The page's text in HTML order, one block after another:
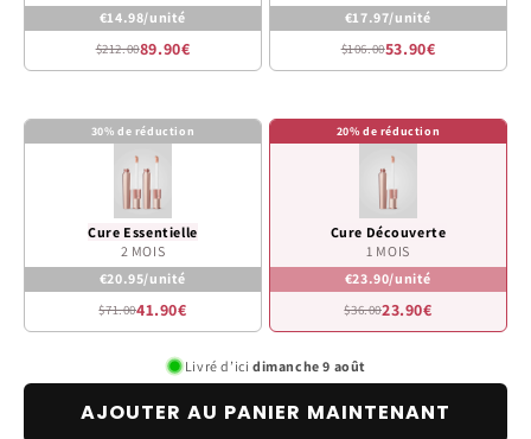
€14.98/unité
$212.0089.90€
€17.97/unité
$106.0053.90€
30% de réduction
Cure Essentielle
2 MOIS
€20.95/unité
$71.0041.90€
20% de réduction
Cure Découverte
1 MOIS
€23.90/unité
$36.0023.90€
Livré d’icidimanche 9 août
AJOUTER AU PANIER MAINTENANT